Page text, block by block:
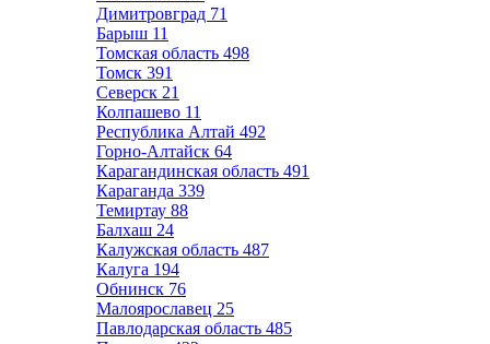
Димитровград 71
Барыш 11
Томская область 498
Томск 391
Северск 21
Колпашево 11
Республика Алтай 492
Горно-Алтайск 64
Карагандинская область 491
Караганда 339
Темиртау 88
Балхаш 24
Калужская область 487
Калуга 194
Обнинск 76
Малоярославец 25
Павлодарская область 485